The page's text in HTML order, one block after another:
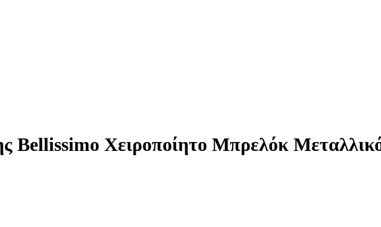
Bellissimo Χειροποίητο Μπρελόκ